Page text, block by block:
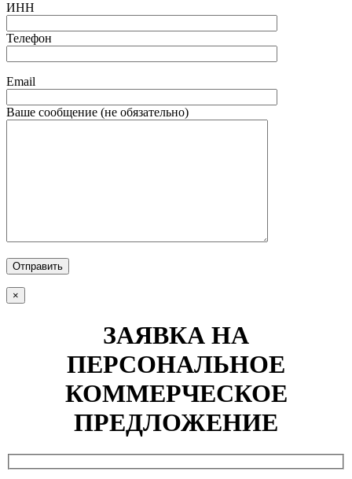
ИНН
Телефон
Email
Ваше сообщение (не обязательно)
Отправить
×
ЗАЯВКА НА
ПЕРСОНАЛЬНОЕ
КОММЕРЧЕСКОЕ
ПРЕДЛОЖЕНИЕ